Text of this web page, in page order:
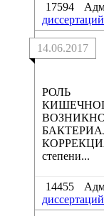
17594
диссертаций
14.06.2017
РОЛЬ
степени...
14455
диссертаций